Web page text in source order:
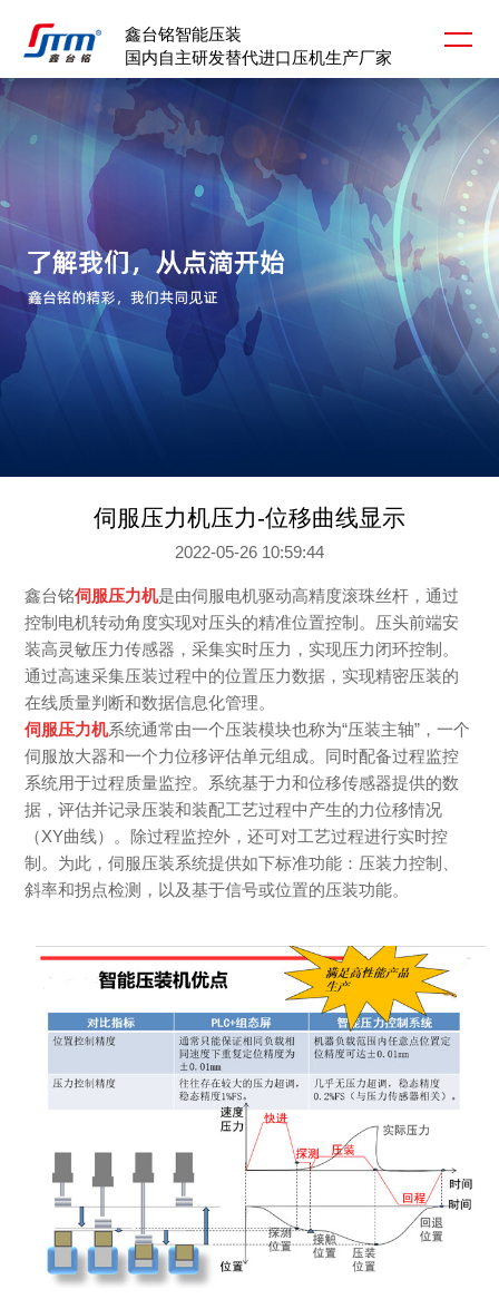
鑫台铭智能压装
国内自主研发替代进口压机生产厂家
伺服压力机压力-位移曲线显示
2022-05-26 10:59:44
鑫台铭伺服压力机是由伺服电机驱动高精度滚珠丝杆，通过
控制电机转动角度实现对压头的精准位置控制。压头前端安
装高灵敏压力传感器，采集实时压力，实现压力闭环控制。
通过高速采集压装过程中的位置压力数据，实现精密压装的
在线质量判断和数据信息化管理。
伺服压力机系统通常由一个压装模块也称为“压装主轴”，一个
伺服放大器和一个力位移评估单元组成。同时配备过程监控
系统用于过程质量监控。系统基于力和位移传感器提供的数
据，评估并记录压装和装配工艺过程中产生的力位移情况
（XY曲线）。除过程监控外，还可对工艺过程进行实时控
制。为此，伺服压装系统提供如下标准功能：压装力控制、
斜率和拐点检测，以及基于信号或位置的压装功能。